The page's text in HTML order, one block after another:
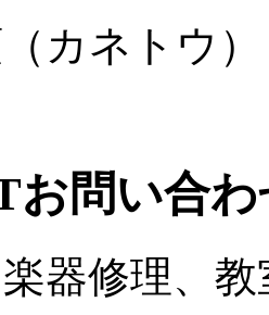
カネトウ）
お問い合
器修理、